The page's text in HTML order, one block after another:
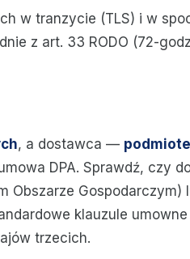
w tranzycie (TLS) i w
z art. 33 RODO (72-
, a dostawca —
DPA. Sprawdź, czy
Obszarze Gospodarczym)
klauzule
trzecich.